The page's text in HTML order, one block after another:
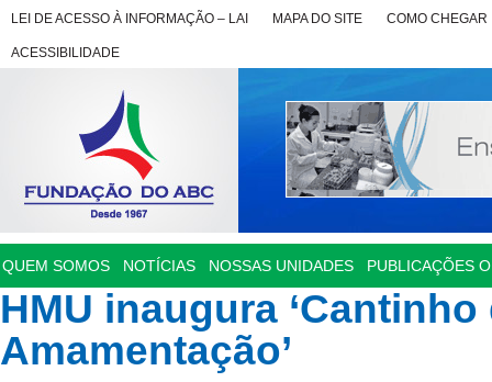
LEI DE ACESSO À INFORMAÇÃO – LAI MAPA DO SITE COMO CHEGAR
ACESSIBILIDADE
QUEM SOMOS NOTÍCIAS NOSSAS UNIDADES PUBLICAÇÕES
HMU inaugura ‘Cantinho
Amamentação’